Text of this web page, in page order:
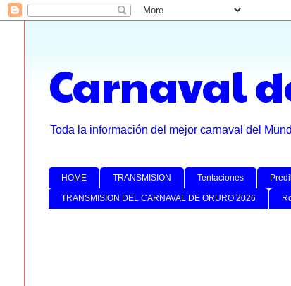
Carnaval
Toda la información del mejor carnaval del
HOME TRANSMISION Tentaciones
TRANSMISION DEL CARNAVAL DE ORURO 2026